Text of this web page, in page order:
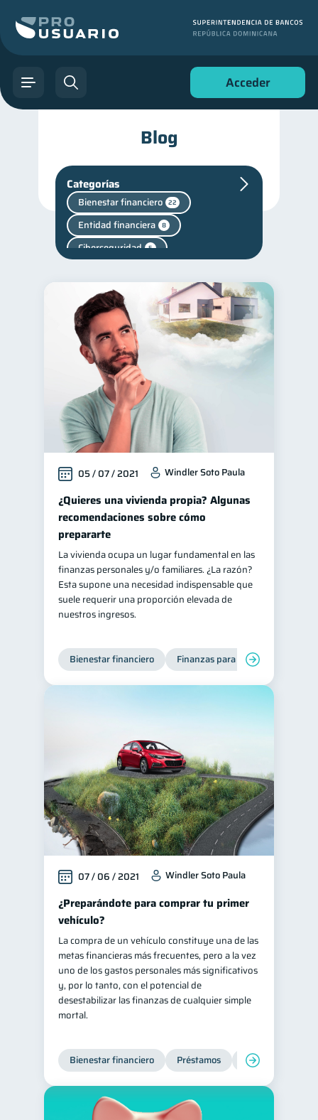
Acceder
Blog
Categorías
Bienestar financiero 22
Entidad financiera 8
Ciberseguridad 5
Criptomonedas
Fraudes
Finanzas personales
Manejo de deudas
Educación financiera
Finanzas para jóvenes 30
Control de deudas 30
Finanzas familiares 25
Inclusión financiera 22
Finanzas para mujeres 20
Seguridad financiera 13
Salud financiera
Productos financieros 11
Organización Financiera 10
Deudas 10
Tarjeta de crédito
Vacaciones 2
Cuenta Abandonada 2
Inversiones 2
Cuenta Inactiva 1
Finanzas Personales 1
Educación Financiera
Mipymes 1
inversiones 1
Salud mental 1 ahorro 1
Retiro 1 Doble sueldo 1
Gasto responsable
05 / 07 / 2021 Windler Soto Paula
¿Quieres una vivienda propia? Algunas
recomendaciones sobre cómo
prepararte
La vivienda ocupa un lugar fundamental en las
finanzas personales y/o familiares. ¿La razón?
Esta supone una necesidad indispensable que
suele requerir una proporción elevada de
nuestros ingresos.
Bienestar financiero Finanzas para jóvenes
07 / 06 / 2021 Windler Soto Paula
¿Preparándote para comprar tu primer
vehículo?
La compra de un vehículo constituye una de las
metas financieras más frecuentes, pero a la vez
uno de los gastos personales más significativos
y, por lo tanto, con el potencial de
desestabilizar las finanzas de cualquier simple
mortal.
Bienestar financiero Préstamos Ahorro